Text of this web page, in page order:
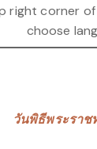
right corner
choose
วันพิธีพระราช